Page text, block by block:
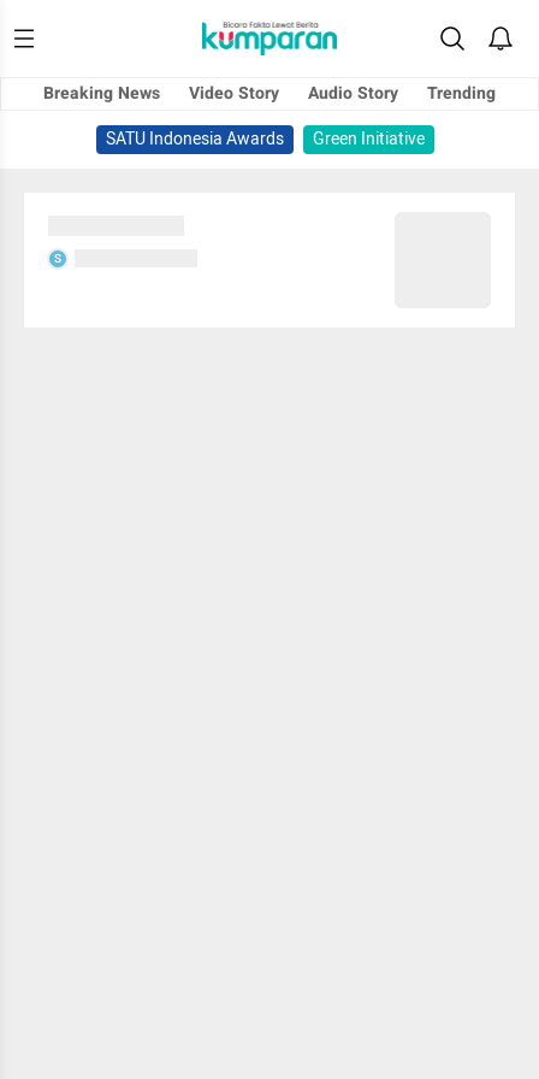
Breaking News Video Story Audio Story
Trending
SATU Indonesia Awards
Green Initiative
S